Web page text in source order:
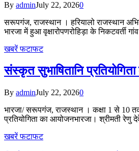
By adminJuly 22, 20260
सरूपगंज, राजस्थान । हरियालो राजस्थान
भारजा में हुआ वृक्षारोपणरोहिड़ा के निकटवर्ती
खबरें फटाफट
संस्कृत सुभाषितानि
By adminJuly 22, 20260
भारजा/ सरूपगंज, राजस्थान । कक्षा 1 से 10
प्रतियोगिता का आयोजनभारजा। श्रीमती रेणु
खबरें फटाफट